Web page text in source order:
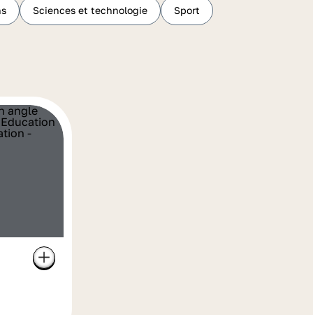
Sciences et technologie Sport